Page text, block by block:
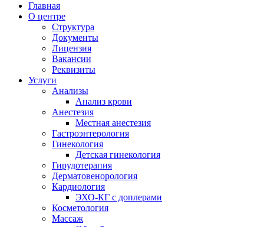
Главная
О центре
Структура
Документы
Лицензия
Вакансии
Реквизиты
Услуги
Анализы
Анализ крови
Анестезия
Местная анестезия
Гастроэнтерология
Гинекология
Детская гинекология
Гирудотерапия
Дерматовенорология
Кардиология
ЭХО-КГ с доплерами
Косметология
Массаж